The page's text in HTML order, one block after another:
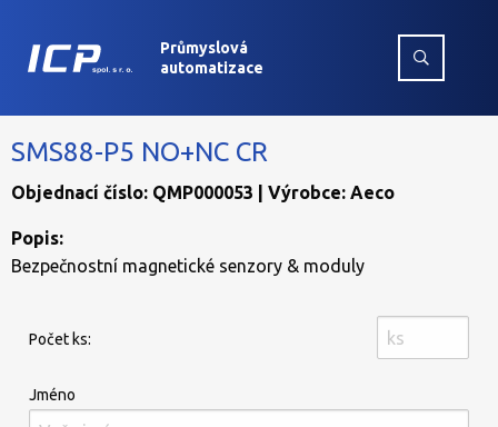
Průmyslová
automatizace
SMS88-P5 NO+NC CR
Objednací číslo: QMP000053 | Výrobce: Aeco
Popis:
Bezpečnostní magnetické senzory & moduly
Počet ks:
Jméno